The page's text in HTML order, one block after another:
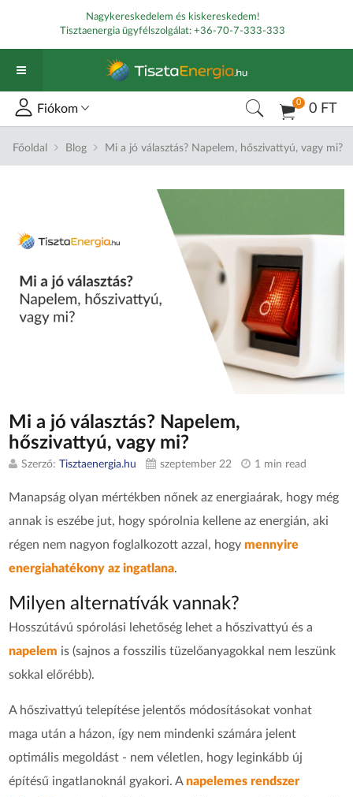
Nagykereskedelem és kiskereskedem!
Tisztaenergia ügyfélszolgálat: +36-70-7-333-333
0 0 FT
Fiókom
Főoldal Blog Mi a jó választás? Napelem, hőszivattyú, vagy mi?
Mi a jó választás? Napelem,
hőszivattyú, vagy mi?
Szerző:Tisztaenergia.hu szeptember 22 1 min read
Manapság olyan mértékben nőnek az energiaárak, hogy még
annak is eszébe jut, hogy spórolnia kellene az energián, aki
régen nem nagyon foglalkozott azzal, hogymennyire
energiahatékony az ingatlana.
Milyen alternatívák vannak?
Hosszútávú spórolási lehetőség lehet a hőszivattyú és a
napelem is (sajnos a fosszilis tüzelőanyagokkal nem leszünk
sokkal előrébb).
A hőszivattyú telepítése jelentős módosításokat vonhat
maga után a házon, így nem mindenki számára jelent
optimális megoldást - nem véletlen, hogy leginkább új
építésű ingatlanoknál gyakori. Anapelemes rendszer